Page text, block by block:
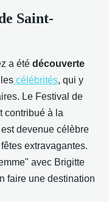
Saint-
a été découverte
célébrités, qui y
Le Festival de
contribué à la
devenue célèbre
extravagantes.
avec Brigitte
faire une destination